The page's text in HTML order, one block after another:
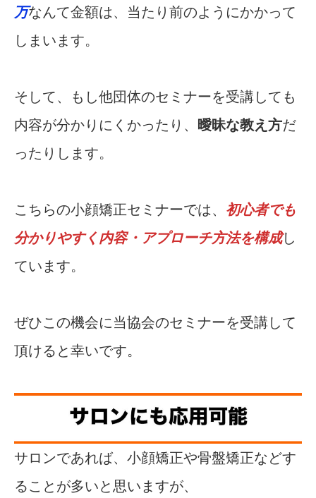
万なんて金額は、当たり前のようにかかって
しまいます。
そして、もし他団体のセミナーを受講しても
内容が分かりにくかったり、
曖昧な教え方だ
ったりします。
こちらの小顔矯正セミナーでは、 初心者でも
分かりやすく内容・アプローチ方法を構成し
ています。
ぜひこの機会に当協会のセミナーを受講して
頂けると幸いです。
サロンであれば、小顔矯正や骨盤矯正などす
ることが多いと思いますが、